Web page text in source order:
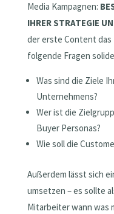
Media Kampagnen:
IHRER STRATEGIE
der erste Content
folgende Fragen
Was sind die Ziele
Unternehmens?
Wer ist die
Buyer Personas?
Wie soll die
Außerdem lässt sich
umsetzen – es sollte
Mitarbeiter wann was